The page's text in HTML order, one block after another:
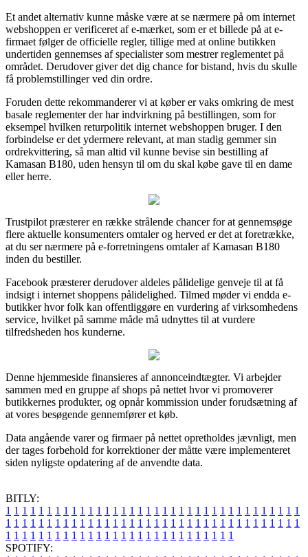
Et andet alternativ kunne måske være at se nærmere på om internet
webshoppen er verificeret af e-mærket, som er et billede på at e-
firmaet følger de officielle regler, tillige med at online butikken
undertiden gennemses af specialister som mestrer reglementet på
området. Derudover giver det dig chance for bistand, hvis du skulle
få problemstillinger ved din ordre.
Foruden dette rekommanderer vi at køber er vaks omkring de mest
basale reglementer der har indvirkning på bestillingen, som for
eksempel hvilken returpolitik internet webshoppen bruger. I den
forbindelse er det ydermere relevant, at man stadig gemmer sin
ordrekvittering, så man altid vil kunne bevise sin bestilling af
Kamasan B180, uden hensyn til om du skal købe gave til en dame
eller herre.
Trustpilot præsterer en række strålende chancer for at gennemsøge
flere aktuelle konsumenters omtaler og herved er det at foretrække,
at du ser nærmere på e-forretningens omtaler af Kamasan B180
inden du bestiller.
Facebook præsterer derudover aldeles pålidelige genveje til at få
indsigt i internet shoppens pålidelighed. Tilmed møder vi endda e-
butikker hvor folk kan offentliggøre en vurdering af virksomhedens
service, hvilket på samme måde må udnyttes til at vurdere
tilfredsheden hos kunderne.
Denne hjemmeside finansieres af annonceindtægter. Vi arbejder
sammen med en gruppe af shops på nettet hvor vi promoverer
butikkernes produkter, og opnår kommission under forudsætning af
at vores besøgende gennemfører et køb.
Data angående varer og firmaer på nettet opretholdes jævnligt, men
der tages forbehold for korrektioner der måtte være implementeret
siden nyligste opdatering af de anvendte data.
BITLY:
1 1 1 1 1 1 1 1 1 1 1 1 1 1 1 1 1 1 1 1 1 1 1 1 1 1 1 1 1 1 1 1 1 1 1 1
1 1 1 1 1 1 1 1 1 1 1 1 1 1 1 1 1 1 1 1 1 1 1 1 1 1 1 1 1 1 1 1 1 1 1 1
1 1 1 1 1 1 1 1 1 1 1 1 1 1 1 1 1 1 1 1 1 1 1 1 1 1 1 1
SPOTIFY: